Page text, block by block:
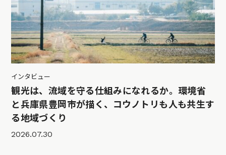
インタビュー
観光は、流域を守る仕組みになれるか。環境省
と兵庫県豊岡市が描く、コウノトリも人も共生す
る地域づくり
2026.07.30